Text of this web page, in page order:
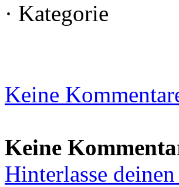
· Kategorie
Keine
Keine
Hinterlasse